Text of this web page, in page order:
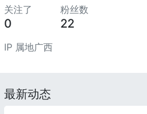
关注了
0
粉丝数
22
IP 属地广西
最新动态